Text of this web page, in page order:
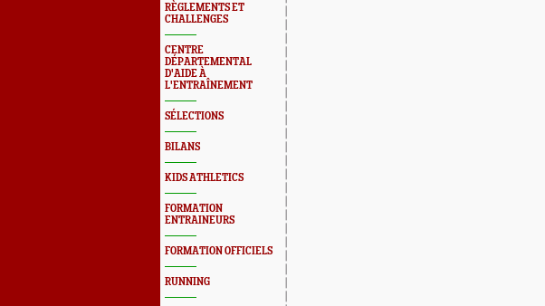
RÈGLEMENTS ET
CHALLENGES
CENTRE
DÉPARTEMENTAL
D'AIDE À
L'ENTRAÎNEMENT
SÉLECTIONS
BILANS
KIDS ATHLETICS
FORMATION
ENTRAINEURS
FORMATION OFFICIELS
RUNNING